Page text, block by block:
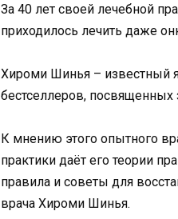
За 40 лет своей лечебной
приходилось лечить даже
Хироми Шинья – известный
бестселлеров,
К мнению этого опытного
практики даёт его теории
правила и советы для
врача Хироми Шинья.